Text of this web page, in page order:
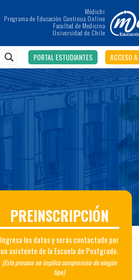
Médichi
Programa de Educación Continua Online
Facultad de Medicina
Universidad de Chile
PORTAL ESTUDIANTES ACCESO
PREINSCRIPCIÓN
Ingresa los datos y serás contactado por
un asistente de la Escuela de Postgrado.
(Este proceso no implica compromiso de ningún
tipo)